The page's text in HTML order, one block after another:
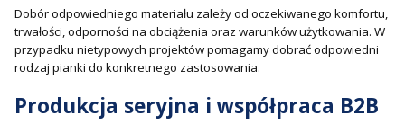
Dobór odpowiedniego materiału zależy od oczekiwanego komfortu,
trwałości, odporności na obciążenia oraz warunków użytkowania. W
przypadku nietypowych projektów pomagamy dobrać odpowiedni
rodzaj pianki do konkretnego zastosowania.
Produkcja seryjna i współpraca B2B